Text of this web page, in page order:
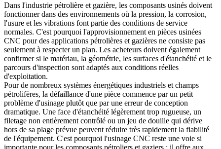
Dans l'industrie pétrolière et gazière, les composants usinés doivent
fonctionner dans des environnements où la pression, la corrosion,
l'usure et les vibrations font partie des conditions de service
normales. C'est pourquoi l'approvisionnement en pièces usinées
CNC pour des applications pétrolières et gazières ne consiste pas
seulement à respecter un plan. Les acheteurs doivent également
confirmer si le matériau, la géométrie, les surfaces d'étanchéité et le
parcours d'inspection sont adaptés aux conditions réelles
d'exploitation.
Pour de nombreux systèmes énergétiques industriels et champs
pétrolifères, la défaillance d'une pièce commence par un petit
problème d'usinage plutôt que par une erreur de conception
dramatique. Une face d'étanchéité légèrement trop rugueuse, un
filetage non entièrement contrôlé ou un jeu de douille qui dérive
hors de sa plage prévue peuvent réduire très rapidement la fiabilité
de l'équipement. C'est pourquoi l'usinage CNC reste une voie si
importante pour les composants pétroliers et gaziers : il offre aux